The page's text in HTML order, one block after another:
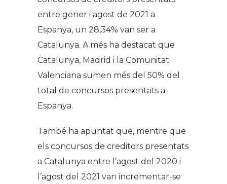
entre gener i agost de 2021 a
Espanya, un 28,34% van ser a
Catalunya. A més ha destacat que
Catalunya, Madrid i la Comunitat
Valenciana sumen més del 50% del
total de concursos presentats a
Espanya.
També ha apuntat que, mentre que
els concursos de creditors presentats
a Catalunya entre l’agost del 2020 i
l’agost del 2021 van incrementar-se